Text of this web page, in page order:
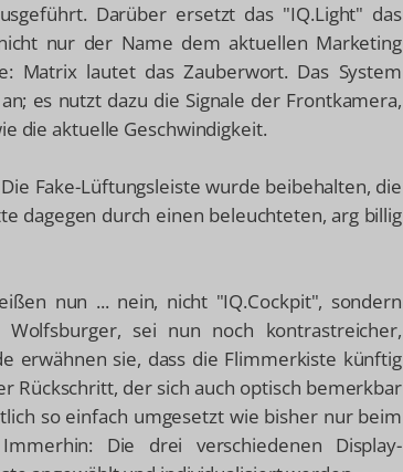
Darüber ersetzt das "IQ.Light" das
nur der Name dem aktuellen Marketing
Matrix lautet das Zauberwort. Das System
es nutzt dazu die Signale der Frontkamera,
die aktuelle Geschwindigkeit.
Fake-Lüftungsleiste wurde beibehalten, die
dagegen durch einen beleuchteten, arg billig
nun ... nein, nicht "IQ.Cockpit", sondern
sei nun noch kontrastreicher,
erwähnen sie, dass die Flimmerkiste künftig
Rückschritt, der sich auch optisch bemerkbar
so einfach umgesetzt wie bisher nur beim
Die drei verschiedenen Display-